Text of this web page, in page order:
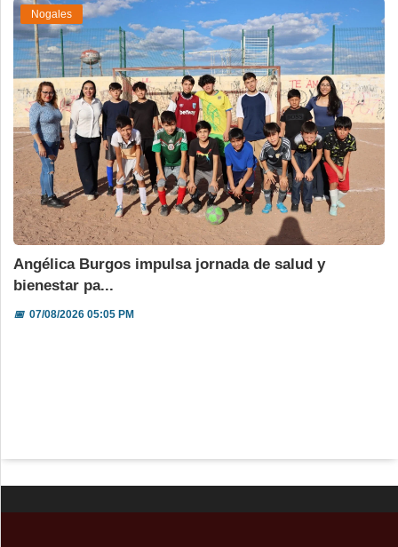
Nogales
Angélica Burgos impulsa jornada de salud y
bienestar pa...
📅07/08/2026 05:05 PM